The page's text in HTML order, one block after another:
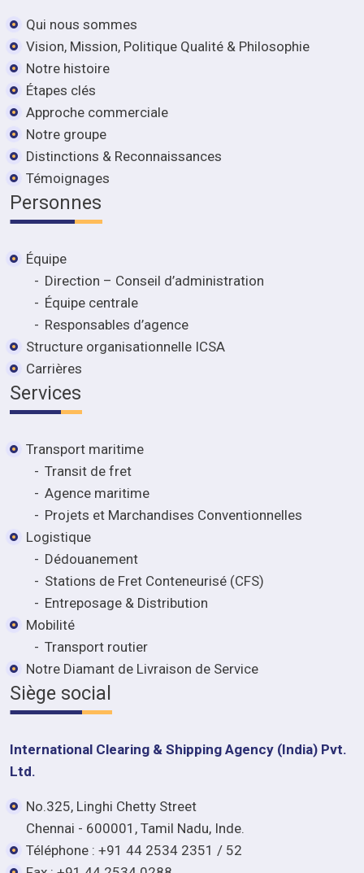
Qui nous sommes
Vision, Mission, Politique Qualité & Philosophie
Notre histoire
Étapes clés
Approche commerciale
Notre groupe
Distinctions & Reconnaissances
Témoignages
Personnes
Équipe
Direction – Conseil d’administration
Équipe centrale
Responsables d’agence
Structure organisationnelle ICSA
Carrières
Services
Transport maritime
Transit de fret
Agence maritime
Projets et Marchandises Conventionnelles
Logistique
Dédouanement
Stations de Fret Conteneurisé (CFS)
Entreposage & Distribution
Mobilité
Transport routier
Notre Diamant de Livraison de Service
Siège social
International Clearing & Shipping Agency (India) Pvt.
Ltd.
No.325, Linghi Chetty Street
Chennai - 600001, Tamil Nadu, Inde.
Téléphone : +91 44 2534 2351 / 52